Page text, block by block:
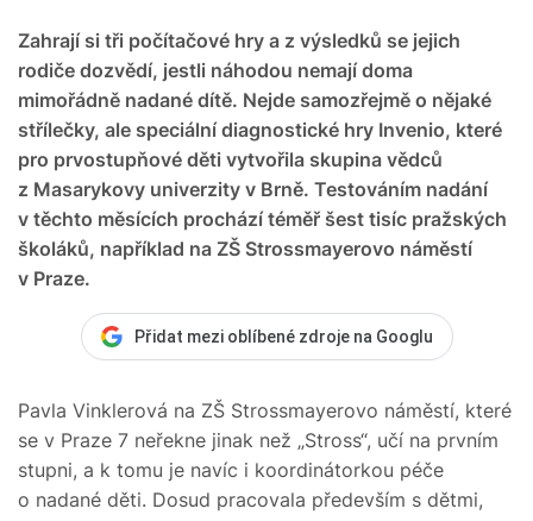
Zahrají si tři počítačové hry a z výsledků se jejich
rodiče dozvědí, jestli náhodou nemají doma
mimořádně nadané dítě. Nejde samozřejmě o nějaké
střílečky, ale speciální diagnostické hry Invenio, které
pro prvostupňové děti vytvořila skupina vědců
z Masarykovy univerzity v Brně. Testováním nadání
v těchto měsících prochází téměř šest tisíc pražských
školáků, například na ZŠ Strossmayerovo náměstí
v Praze.
Přidat mezi oblíbené zdroje na Googlu
Pavla Vinklerová na ZŠ Strossmayerovo náměstí, které
se v Praze 7 neřekne jinak než „Stross“, učí na prvním
stupni, a k tomu je navíc i koordinátorkou péče
o nadané děti. Dosud pracovala především s dětmi,